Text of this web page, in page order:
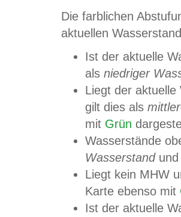
Die farblichen
aktuellen
Ist der aktuelle
als niedriger
Liegt der
gilt dies als
mit Grün
Wasserstände
Wasserstandund
Liegt kein MHW
Karte ebenso mit
Ist der aktuelle